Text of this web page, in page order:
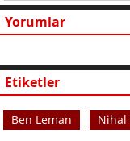
Yorumlar
Etiketler
Ben Leman Nihal